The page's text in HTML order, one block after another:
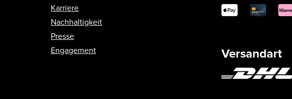
Karriere
Nachhaltigkeit
Presse
Engagement
Versandart